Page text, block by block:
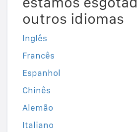
outros idiomas
Inglês
Francês
Espanhol
Chinês
Alemão
Italiano